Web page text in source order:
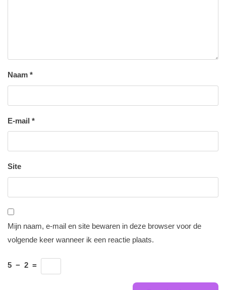
Naam *
E-mail *
Site
Mijn naam, e-mail en site bewaren in deze browser voor de
volgende keer wanneer ik een reactie plaats.
5 − 2 =